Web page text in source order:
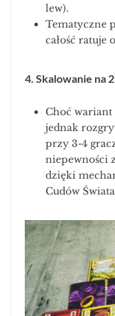
lew).
Tematyczne
całość ratuje
4. Skalowanie na
Choć wariant
jednak
przy 3-4
niepewności
dzięki
Cudów